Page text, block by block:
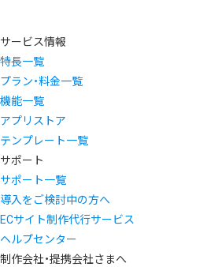
サービス情報
特長一覧
プラン・料金一覧
機能一覧
アプリストア
テンプレート一覧
サポート
サポート一覧
導入をご検討中の方へ
ECサイト制作代行サービス
ヘルプセンター
制作会社・提携会社さまへ